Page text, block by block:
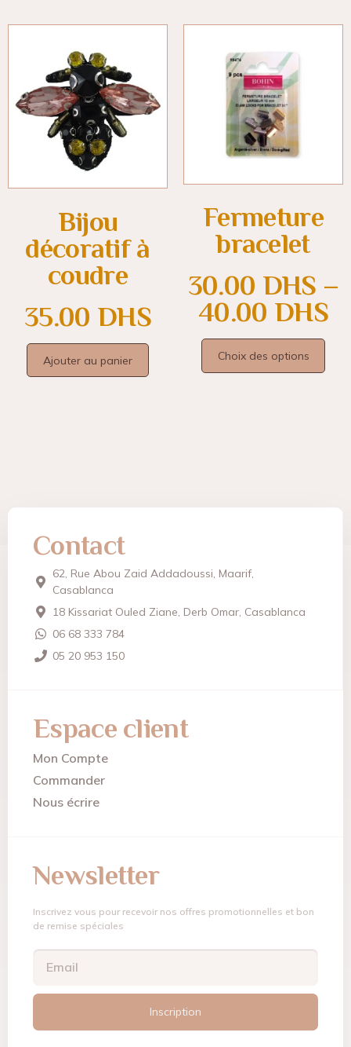
Bijou
décoratif à
coudre
35.00 DHS
Ajouter au panier
Fermeture
bracelet
30.00 DHS –
40.00 DHS
Choix des options
Contact
62, Rue Abou Zaid Addadoussi, Maarif,
Casablanca
18 Kissariat Ouled Ziane, Derb Omar, Casablanca
06 68 333 784
05 20 953 150
Espace client
Mon Compte
Commander
Nous écrire
Newsletter
Inscrivez vous pour recevoir nos offres promotionnelles et bon
de remise spéciales
Inscription